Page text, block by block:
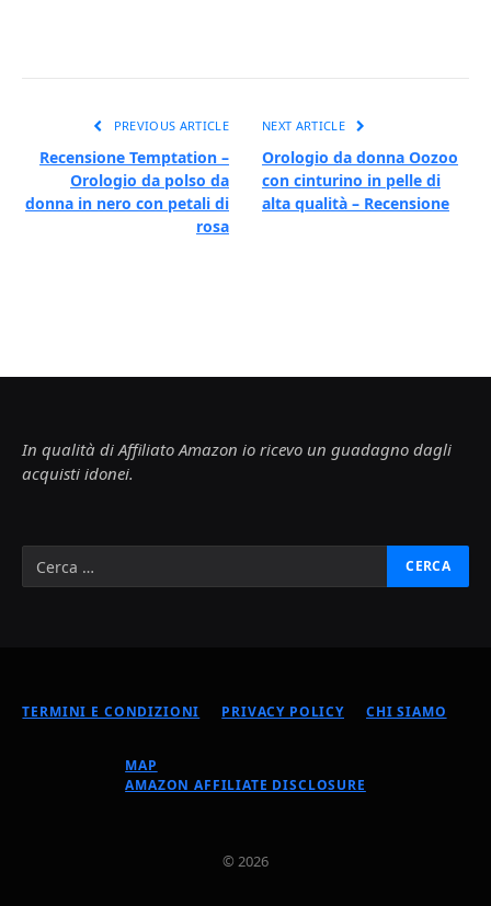
PREVIOUS ARTICLE
Recensione Temptation –
Orologio da polso da
donna in nero con petali di
rosa
NEXT ARTICLE
Orologio da donna Oozoo
con cinturino in pelle di
alta qualità – Recensione
In qualità di Affiliato Amazon io ricevo un guadagno dagli
acquisti idonei.
TERMINI E CONDIZIONI PRIVACY POLICY CHI SIAMO
MAP
AMAZON AFFILIATE DISCLOSURE
© 2026